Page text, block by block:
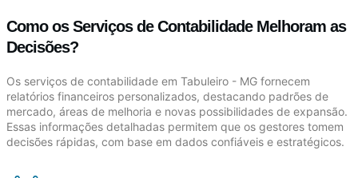
Como os Serviços de Contabilidade Melhoram as
Decisões?
Os serviços de contabilidade em Tabuleiro - MG fornecem
relatórios financeiros personalizados, destacando padrões de
mercado, áreas de melhoria e novas possibilidades de expansão.
Essas informações detalhadas permitem que os gestores tomem
decisões rápidas, com base em dados confiáveis e estratégicos.